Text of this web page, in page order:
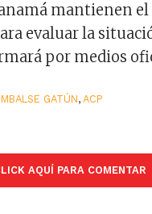
mantienen
evaluar la
por medios
GATÚN,ACP
AQUÍ PARA COMENTAR